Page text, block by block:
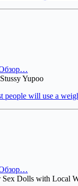
Обзор…
Yupoo
people will use a
Обзор…
Sex Dolls with Local